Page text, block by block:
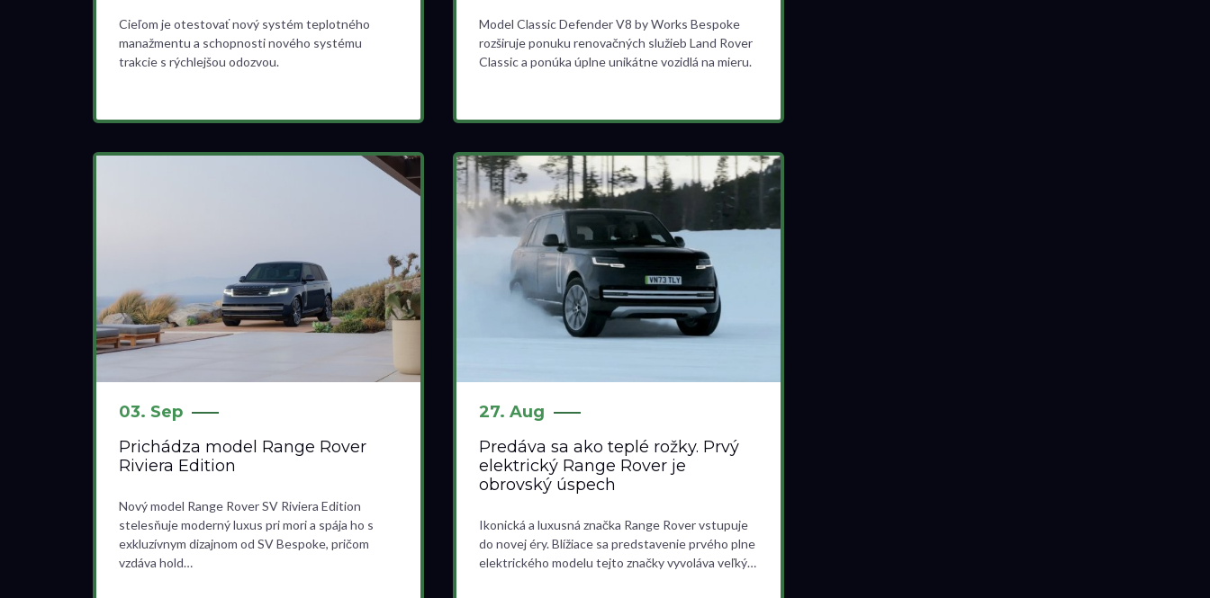
Cieľom je otestovať nový systém teplotného
manažmentu a schopnosti nového systému
trakcie s rýchlejšou odozvou.
Model Classic Defender V8 by Works Bespoke
rozširuje ponuku renovačných služieb Land Rover
Classic a ponúka úplne unikátne vozidlá na mieru.
03. Sep
Prichádza model Range Rover
Riviera Edition
Nový model Range Rover SV Riviera Edition
stelesňuje moderný luxus pri mori a spája ho s
exkluzívnym dizajnom od SV Bespoke, pričom
vzdáva hold…
27. Aug
Predáva sa ako teplé rožky. Prvý
elektrický Range Rover je
obrovský úspech
Ikonická a luxusná značka Range Rover vstupuje
do novej éry. Blížiace sa predstavenie prvého plne
elektrického modelu tejto značky vyvoláva veľký…